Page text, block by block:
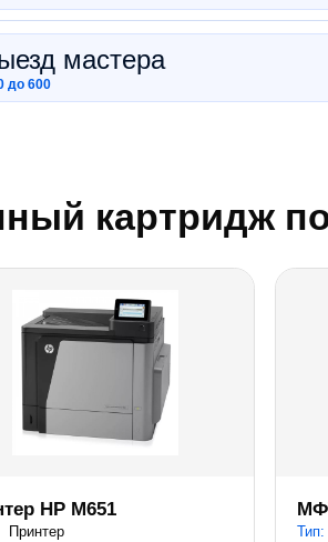
мастера
до 600
картридж
HP M651
Принтер
Тип: